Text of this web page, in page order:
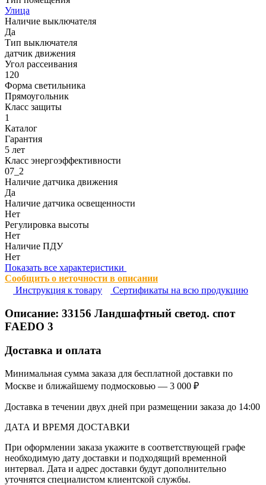
Улица
Наличие выключателя
Да
Тип выключателя
датчик движения
Угол рассеивания
120
Форма светильника
Прямоугольник
Класс защиты
1
Каталог
Гарантия
5 лет
Класс энергоэффективности
07_2
Наличие датчика движения
Да
Наличие датчика освещенности
Нет
Регулировка высоты
Нет
Наличие ПДУ
Нет
Показать все характеристики
Сообщить о неточности в описании
Инструкция к товару
Сертификаты на всю продукцию
Описание: 33156 Ландшафтный светод. спот
FAEDO 3
Доставка и оплата
Минимальная сумма заказа для бесплатной доставки по
Москве и ближайшему подмосковью — 3 000 ₽
Доставка в течении двух дней при размещении заказа до 14:00
ДАТА И ВРЕМЯ ДОСТАВКИ
При оформлении заказа укажите в соответствующей графе
необходимую дату доставки и подходящий временной
интервал. Дата и адрес доставки будут дополнительно
уточнятся специалистом клиентской службы.